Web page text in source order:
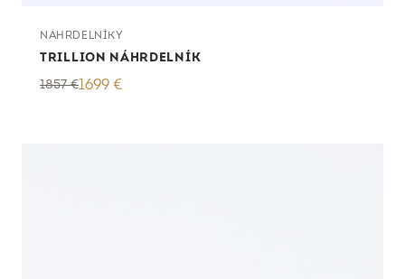
NÁHRDELNÍKY
TRILLION NÁHRDELNÍK
1857€1699 €